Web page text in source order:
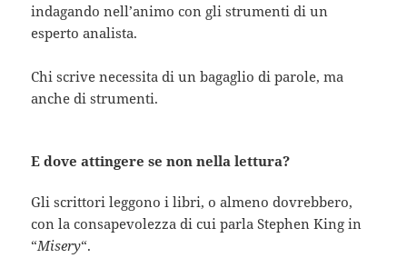
indagando nell’animo con gli strumenti di un
esperto analista.
Chi scrive necessita di un bagaglio di parole, ma
anche di strumenti.
E dove attingere se non nella lettura?
Gli scrittori leggono i libri, o almeno dovrebbero,
con la consapevolezza di cui parla Stephen King in
“Misery“.